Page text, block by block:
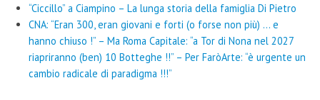
“Ciccillo” a Ciampino – La lunga storia della famiglia Di Pietro
CNA: “Eran 300, eran giovani e forti (o forse non più) … e
hanno chiuso !” – Ma Roma Capitale: “a Tor di Nona nel 2027
riapriranno (ben) 10 Botteghe !!” – Per FaròArte: “è urgente un
cambio radicale di paradigma !!!”